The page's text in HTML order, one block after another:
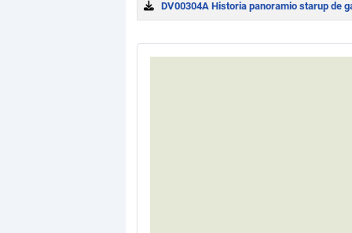
DV00304A Historia panoramio starup de